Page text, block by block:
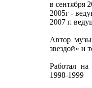
в сентября
2005г -
2007 г.
Автор
звездой» и
Работал на
1998-1999